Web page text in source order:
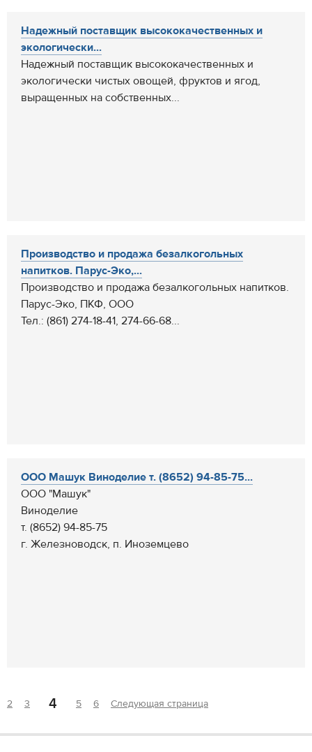
Надежный поставщик высококачественных и
экологически...
Надежный поставщик высококачественных и
экологически чистых овощей, фруктов и ягод,
выращенных на собственных...
Производство и продажа безалкогольных
напитков. Парус-Эко,...
Производство и продажа безалкогольных напитков.
Парус-Эко, ПКФ, ООО
Тел.: (861) 274-18-41, 274-66-68...
ООО Машук Виноделие т. (8652) 94-85-75...
ООО "Машук"
Виноделие
т. (8652) 94-85-75
г. Железноводск, п. Иноземцево
2 3 4 5 6 Следующая страница